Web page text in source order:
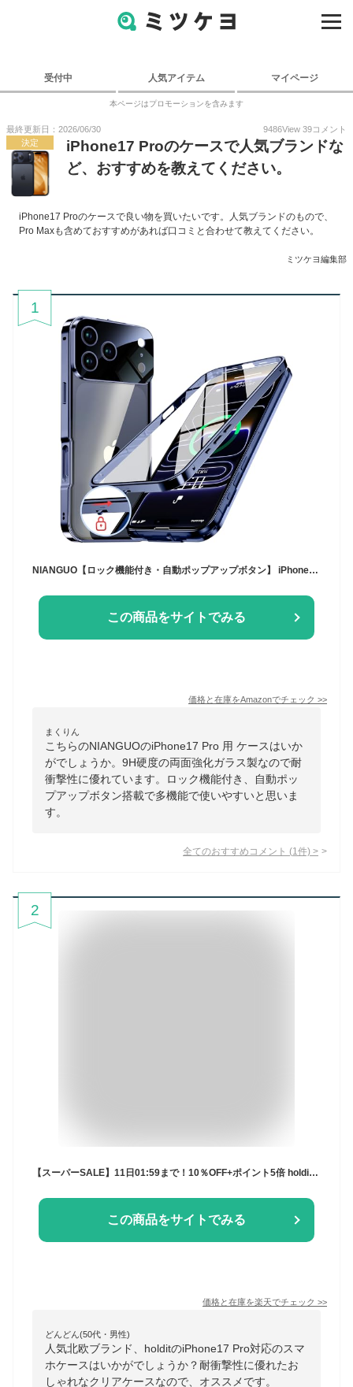
受付中 人気アイテム マイページ
本ページはプロモーションを含みます
最終更新日：2026/06/30 9486View 39コメント
決定
iPhone17 Proのケースで人気ブランドな
ど、おすすめを教えてください。
iPhone17 Proのケースで良い物を買いたいです。人気ブランドのもので、
Pro Maxも含めておすすめがあれば口コミと合わせて教えてください。
ミツケヨ編集部
1
NIANGUO【ロック機能付き・自動ポップアップボタン】 iPhone17 Pro 用 ケース クリア 【両面強化ガラス】 9H硬度 【一体型レンズ保護】 アイフォン17プロ カバー アルミバンパー メタルフレーム 耐衝撃 傷防止 高感度タッチ 薄型 軽量 ワイヤレス充電対応 ストラップホール付き iPhone17 Pro 用 ケース 6.3インチ（ディープブルー）
この商品をサイトでみる
価格と在庫をAmazonでチェック >>
まくりん
こちらのNIANGUOのiPhone17 Pro 用 ケースはいか
がでしょうか。9H硬度の両面強化ガラス製なので耐
衝撃性に優れています。ロック機能付き、自動ポッ
プアップボタン搭載で多機能で使いやすいと思いま
す。
全てのおすすめコメント (1 件) >
2
【スーパーSALE】11日01:59まで！10％OFF+ポイント5倍 holdit 耐衝撃 透明 iPhone 17 iPhone16e iPhone16 16 Pro Max エアー iPhone16Pro 16Pro 16Plus アイフォン17 Air ProMax ケース iPhoneケース クリア 12 SE2 アイフォン 北欧 クリアケース おしゃれ iPhone17
この商品をサイトでみる
価格と在庫を楽天でチェック >>
どんどん(50代・男性)
人気北欧ブランド、holditのiPhone17 Pro対応のスマ
ホケースはいかがでしょうか？耐衝撃性に優れたお
しゃれなクリアケースなので、オススメです。